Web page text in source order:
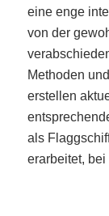
eine enge
von der
Methoden
erstellen
als
erarbeitet,